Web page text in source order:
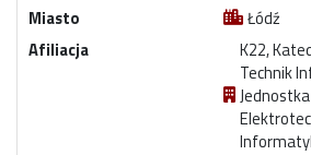
Miasto
Łódź
Afiliacja
K22,
Technik